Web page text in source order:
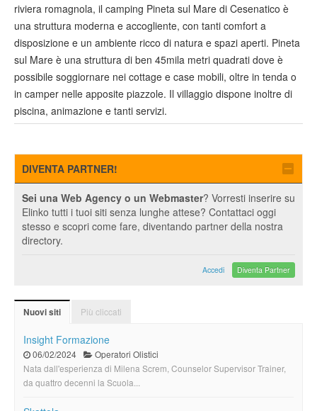
riviera romagnola, il camping Pineta sul Mare di Cesenatico è
una struttura moderna e accogliente, con tanti comfort a
disposizione e un ambiente ricco di natura e spazi aperti. Pineta
sul Mare è una struttura di ben 45mila metri quadrati dove è
possibile soggiornare nei cottage e case mobili, oltre in tenda o
in camper nelle apposite piazzole. Il villaggio dispone inoltre di
piscina, animazione e tanti servizi.
DIVENTA PARTNER!
Sei una Web Agency o un Webmaster? Vorresti inserire su
Elinko tutti i tuoi siti senza lunghe attese? Contattaci oggi
stesso e scopri come fare, diventando partner della nostra
directory.
Accedi Diventa Partner
Nuovi siti Più cliccati
Insight Formazione
06/02/2024
Operatori Olistici
Nata dall'esperienza di Milena Screm, Counselor Supervisor Trainer,
da quattro decenni la Scuola...